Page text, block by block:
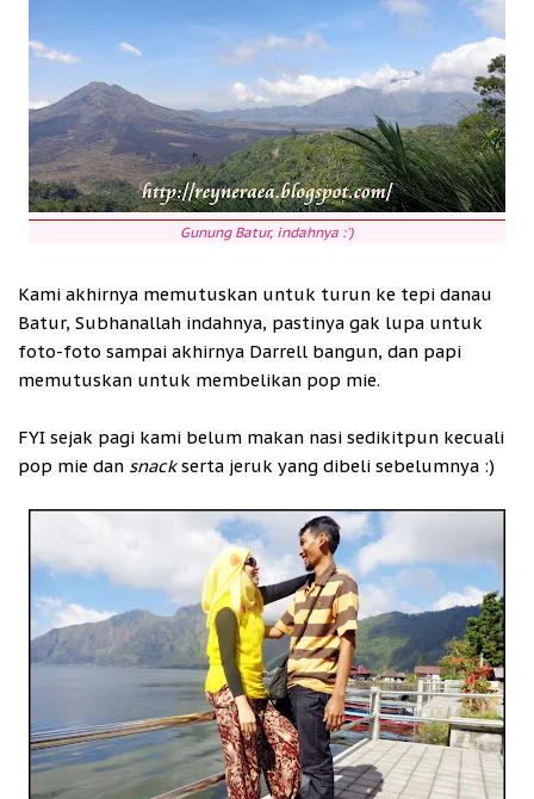
Gunung Batur, indahnya :')
Kami akhirnya memutuskan untuk turun ke tepi danau
Batur, Subhanallah indahnya, pastinya gak lupa untuk
foto-foto sampai akhirnya Darrell bangun, dan papi
memutuskan untuk membelikan pop mie.
FYI sejak pagi kami belum makan nasi sedikitpun kecuali
pop mie dan snackserta jeruk yang dibeli sebelumnya :)